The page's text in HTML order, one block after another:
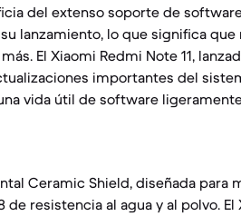
del extenso soporte de
lanzamiento, lo que significa
El Xiaomi Redmi Note 11,
importantes del
vida útil de software
Ceramic Shield, diseñada para
resistencia al agua y al polvo. El